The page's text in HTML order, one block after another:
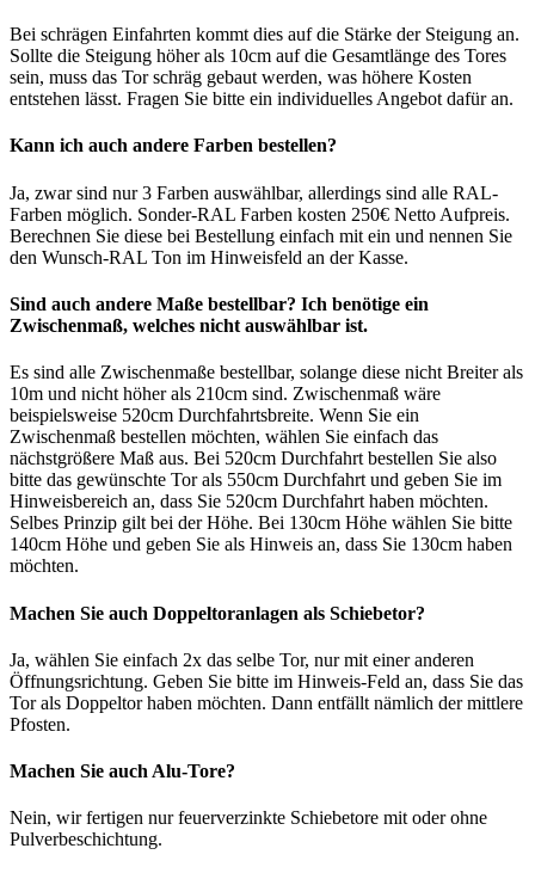
Bei schrägen Einfahrten kommt dies auf die Stärke der Steigung an.
Sollte die Steigung höher als 10cm auf die Gesamtlänge des Tores
sein, muss das Tor schräg gebaut werden, was höhere Kosten
entstehen lässt. Fragen Sie bitte ein individuelles Angebot dafür an.
Kann ich auch andere Farben bestellen?
Ja, zwar sind nur 3 Farben auswählbar, allerdings sind alle RAL-
Farben möglich. Sonder-RAL Farben kosten 250€ Netto Aufpreis.
Berechnen Sie diese bei Bestellung einfach mit ein und nennen Sie
den Wunsch-RAL Ton im Hinweisfeld an der Kasse.
Sind auch andere Maße bestellbar? Ich benötige ein
Zwischenmaß, welches nicht auswählbar ist.
Es sind alle Zwischenmaße bestellbar, solange diese nicht Breiter als
10m und nicht höher als 210cm sind. Zwischenmaß wäre
beispielsweise 520cm Durchfahrtsbreite. Wenn Sie ein
Zwischenmaß bestellen möchten, wählen Sie einfach das
nächstgrößere Maß aus. Bei 520cm Durchfahrt bestellen Sie also
bitte das gewünschte Tor als 550cm Durchfahrt und geben Sie im
Hinweisbereich an, dass Sie 520cm Durchfahrt haben möchten.
Selbes Prinzip gilt bei der Höhe. Bei 130cm Höhe wählen Sie bitte
140cm Höhe und geben Sie als Hinweis an, dass Sie 130cm haben
möchten.
Machen Sie auch Doppeltoranlagen als Schiebetor?
Ja, wählen Sie einfach 2x das selbe Tor, nur mit einer anderen
Öffnungsrichtung. Geben Sie bitte im Hinweis-Feld an, dass Sie das
Tor als Doppeltor haben möchten. Dann entfällt nämlich der mittlere
Pfosten.
Machen Sie auch Alu-Tore?
Nein, wir fertigen nur feuerverzinkte Schiebetore mit oder ohne
Pulverbeschichtung.